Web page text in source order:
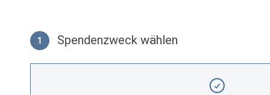
1 Spendenzweck wählen